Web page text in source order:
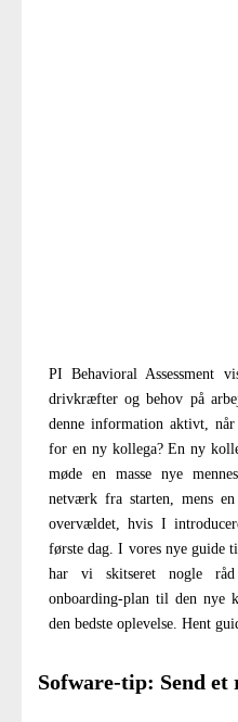
PI Behavioral Assessment
drivkræfter og behov på
denne information aktivt,
for en ny kollega? En ny
møde en masse nye
netværk fra starten, mens
overvældet, hvis I
første dag. I vores nye guide
har vi skitseret nogle
onboarding-plan til den nye
den bedste oplevelse. Hent
Sofware-tip: Send